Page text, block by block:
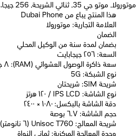
موتورولا, موتو جي 35, ثنائي الشريحة, 256 جيجا، 8 جيجا رام، 5G - أخضر
Dubai Phone هذا المنتج يباع من
العلامة التجارية: موتورولا
الضمان
بضمان لمدة سنة من الوكيل المحلي
السعة: ٢٥٦ جيجابايت
سعة ذاكرة الوصول العشوائي (RAM): ٨ جيجابايت
نوع الشبكة: 5G
شريحة SIM: شريحتان
نوع الشاشة: IPS LCD / ١٢٠ هرتز
دقة الشاشة بالبكسل: ١٠٨٠ × ٢٤٠٠
حجم الشاشة: ٦.٧ بوصة
شريحة المعالج: Unisoc T760 (٦ نانومتر)